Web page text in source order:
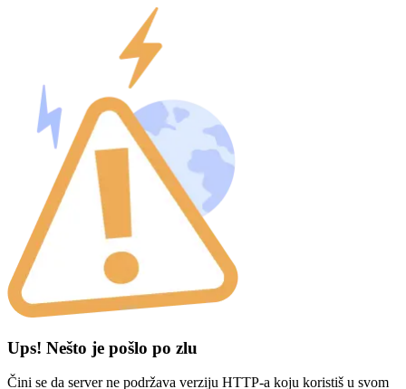
Ups! Nešto je pošlo po zlu
Čini se da server ne podržava verziju HTTP-a koju koristiš u svom